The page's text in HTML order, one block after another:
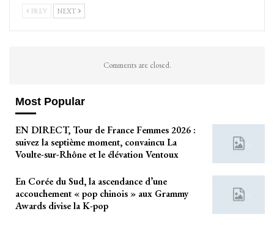
PREV NEXT
Comments are closed.
Most Popular
EN DIRECT, Tour de France Femmes 2026 :
suivez la septième moment, convaincu La
Voulte-sur-Rhône et le élévation Ventoux
En Corée du Sud, la ascendance d’une
accouchement « pop chinois » aux Grammy
Awards divise la K-pop